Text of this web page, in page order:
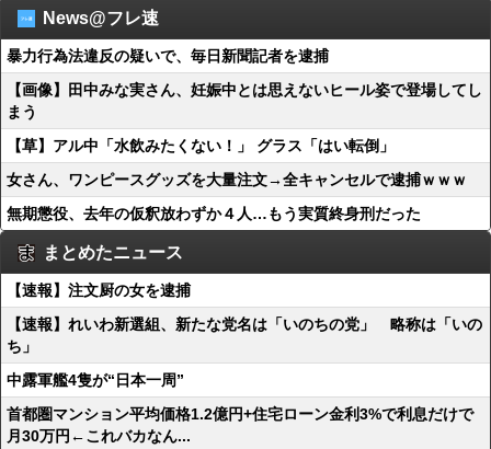
News@フレ速
暴力行為法違反の疑いで、毎日新聞記者を逮捕
【画像】田中みな実さん、妊娠中とは思えないヒール姿で登場してし
まう
【草】アル中「水飲みたくない！」 グラス「はい転倒」
女さん、ワンピースグッズを大量注文→全キャンセルで逮捕ｗｗｗ
無期懲役、去年の仮釈放わずか４人…もう実質終身刑だった
まとめたニュース
【速報】注文厨の女を逮捕
【速報】れいわ新選組、新たな党名は「いのちの党」 略称は「いの
ち」
中露軍艦4隻が“日本一周”
首都圏マンション平均価格1.2億円+住宅ローン金利3%で利息だけで
月30万円←これバカなん...